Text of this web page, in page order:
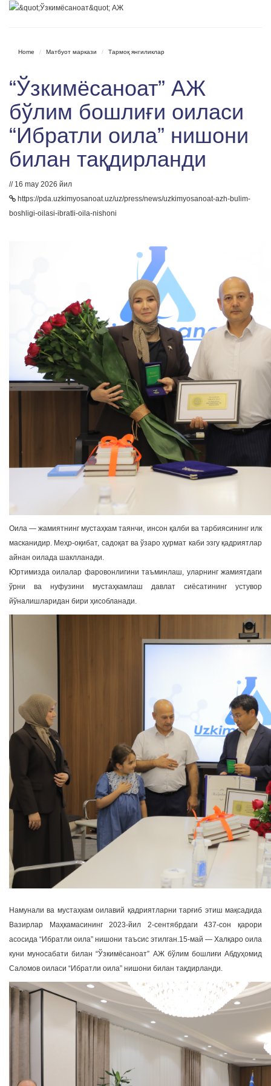
Home Матбуот маркази Тармоқ янгиликлар
“Ўзкимёсаноат” АЖ
бўлим бошлиғи оиласи
“Ибратли оила” нишони
билан тақдирланди
// 16 may 2026 йил
https://pda.uzkimyosanoat.uz/uz/press/news/uzkimyosanoat-azh-bulim-
boshligi-oilasi-ibratli-oila-nishoni
Оила — жамиятнинг мустаҳкам таянчи, инсон қалби ва тарбиясининг илк
масканидир. Меҳр-оқибат, садоқат ва ўзаро ҳурмат каби эзгу қадриятлар
айнан оилада шаклланади.
Юртимизда оилалар фаровонлигини таъминлаш, уларнинг жамиятдаги
ўрни ва нуфузини мустаҳкамлаш давлат сиёсатининг устувор
йўналишларидан бири ҳисобланади.
Намунали ва мустаҳкам оилавий қадриятларни тарғиб этиш мақсадида
Вазирлар Маҳкамасининг 2023-йил 2-сентябрдаги 437-сон қарори
асосида “Ибратли оила” нишони таъсис этилган.15-май — Халқаро оила
куни муносабати билан “Ўзкимёсаноат” АЖ бўлим бошлиғи Абдуҳомид
Саломов оиласи “Ибратли оила” нишони билан тақдирланди.